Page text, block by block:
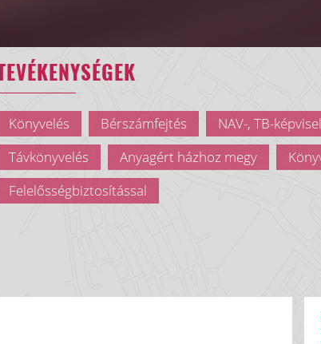
Könyvelés Bérszámfejtés NAV-, TB-
Távkönyvelés
Anyagért házhoz megy
Felelősségbiztosítással